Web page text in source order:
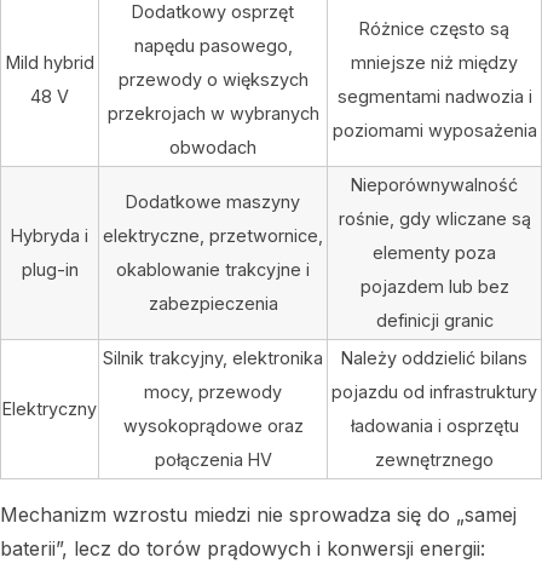
Mild hybrid
48 V
Dodatkowy osprzęt
napędu pasowego,
przewody o większych
przekrojach w wybranych
obwodach
Różnice często są
mniejsze niż między
segmentami nadwozia i
poziomami wyposażenia
Hybryda i
plug-in
Dodatkowe maszyny
elektryczne, przetwornice,
okablowanie trakcyjne i
zabezpieczenia
Nieporównywalność
rośnie, gdy wliczane są
elementy poza
pojazdem lub bez
definicji granic
Elektryczny
Silnik trakcyjny, elektronika
mocy, przewody
wysokoprądowe oraz
połączenia HV
Należy oddzielić bilans
pojazdu od infrastruktury
ładowania i osprzętu
zewnętrznego
Mechanizm wzrostu miedzi nie sprowadza się do „samej
baterii”, lecz do torów prądowych i konwersji energii: